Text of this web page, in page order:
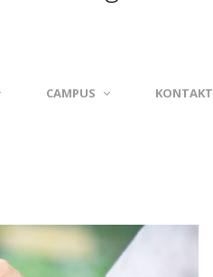
CAMPUS KONTAKT